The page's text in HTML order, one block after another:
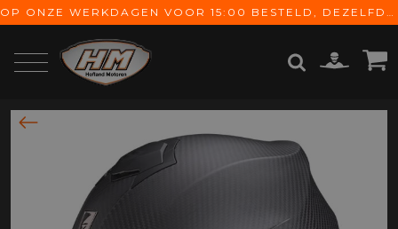
OP ONZE WERKDAGEN VOOR 15:00 BESTELD, DEZELFDE DAG VERZONDEN! GRATIS VERZENDING VANAF € 65,-